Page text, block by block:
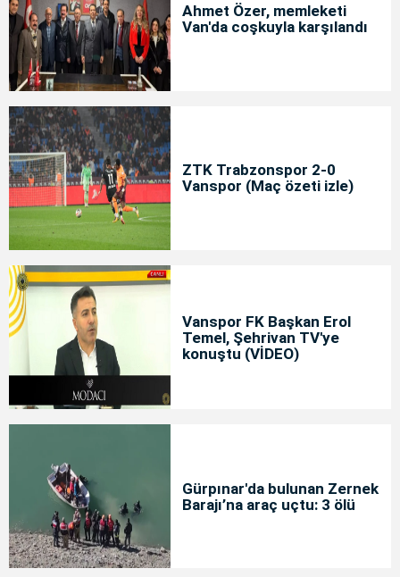
Ahmet Özer, memleketi
Van'da coşkuyla karşılandı
ZTK Trabzonspor 2-0
Vanspor (Maç özeti izle)
Vanspor FK Başkan Erol
Temel, Şehrivan TV'ye
konuştu (VİDEO)
Gürpınar'da bulunan Zernek
Barajı’na araç uçtu: 3 ölü